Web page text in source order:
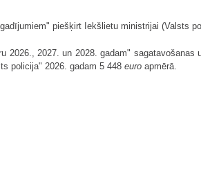
piešķirt Iekšlietu ministrijai (Valsts
2026., 2027. un 2028. gadam"
policija" 2026. gadam 5 448 euro apmērā.